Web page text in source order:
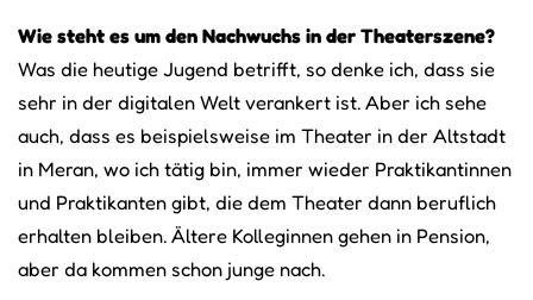
Wie steht es um den Nachwuchs in der Theaterszene?
Was die heutige Jugend betrifft, so denke ich, dass sie
sehr in der digitalen Welt verankert ist. Aber ich sehe
auch, dass es beispielsweise im Theater in der Altstadt
in Meran, wo ich tätig bin, immer wieder Praktikantinnen
und Praktikanten gibt, die dem Theater dann beruflich
erhalten bleiben. Ältere Kolleginnen gehen in Pension,
aber da kommen schon junge nach.